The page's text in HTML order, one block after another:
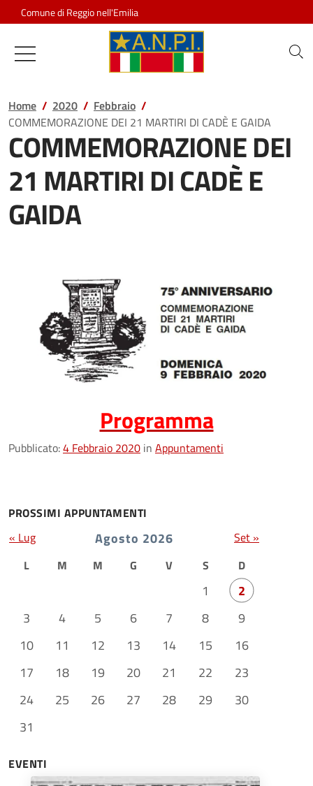
Salta al contenuto
Comune di Reggio nell'Emilia
Associazione Nazionale
Home 2020
Febbraio
COMMEMORAZIONE DEI 21 MARTIRI DI CADÈ E GAIDA
COMMEMORAZIONE DEI
21 MARTIRI DI CADÈ E
GAIDA
Programma
Pubblicato:4 Febbraio 2020 in Appuntamenti
PROSSIMI APPUNTAMENTI
Agosto 2026
L M M G V S D
1
2
3
4 5 6 7 8
9
10
11 12 13 14 15
16
17
18 19 20 21 22
23
24
25 26 27 28 29
30
31
« Lug Set »
EVENTI